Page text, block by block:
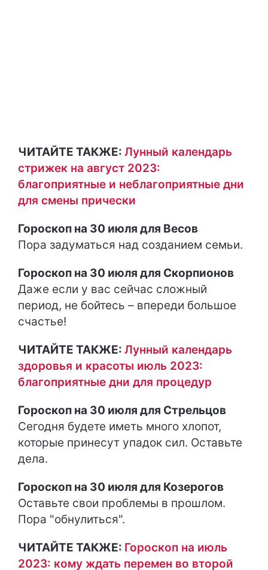
ЧИТАЙТЕ ТАКЖЕ: Лунный календарь
стрижек на август 2023:
благоприятные и неблагоприятные дни
для смены прически
Гороскоп на 30 июля для Весов
Пора задуматься над созданием семьи.
Гороскоп на 30 июля для Скорпионов
Даже если у вас сейчас сложный
период, не бойтесь – впереди большое
счастье!
ЧИТАЙТЕ ТАКЖЕ: Лунный календарь
здоровья и красоты июль 2023:
благоприятные дни для процедур
Гороскоп на 30 июля для Стрельцов
Сегодня будете иметь много хлопот,
которые принесут упадок сил. Оставьте
дела.
Гороскоп на 30 июля для Козерогов
Оставьте свои проблемы в прошлом.
Пора "обнулиться".
ЧИТАЙТЕ ТАКЖЕ: Гороскоп на июль
2023: кому ждать перемен во второй